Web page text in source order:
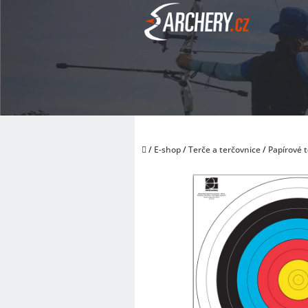
Domů
/ E-shop/Terče a terčovnice/ Papírové